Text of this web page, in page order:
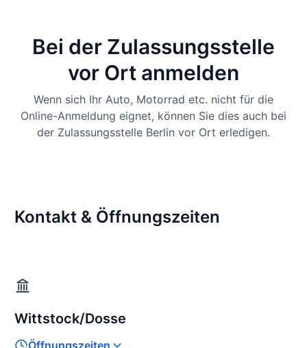
Bei der Zulassungsstelle
vor Ort anmelden
Wenn sich Ihr Auto, Motorrad etc. nicht für die
Online-Anmeldung eignet, können Sie dies auch bei
der Zulassungsstelle Berlin vor Ort erledigen.
Kontakt & Öffnungszeiten
Wittstock/Dosse
Öffnungszeiten